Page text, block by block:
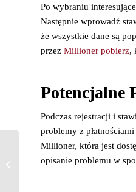
Po wybraniu
Następnie wprowadź
że wszystkie dane są
przez Millioner pobierz,
Potencjalne
Podczas rejestracji i
problemy z
Millioner, która jest
opisanie problemu w
Millioner Magyarország: A